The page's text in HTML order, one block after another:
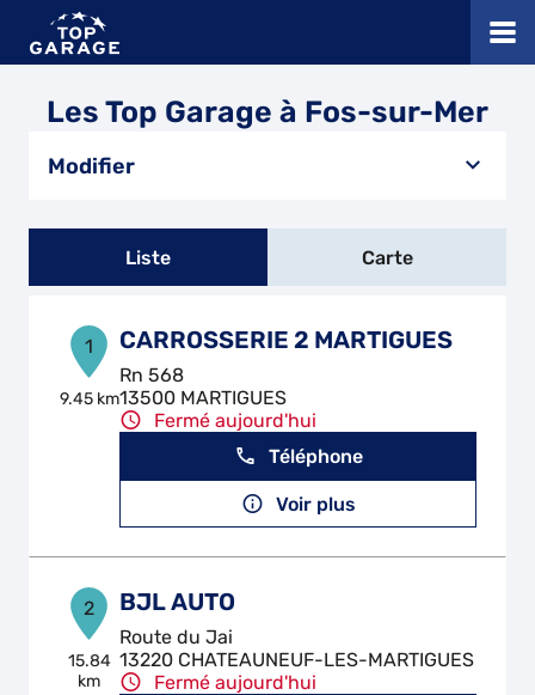
Les Top Garage à Fos-sur-Mer
Modifier
Liste Carte
1
9.45 km
CARROSSERIE 2 MARTIGUES
Rn 568
13500 MARTIGUES
Fermé aujourd'hui
Téléphone
Voir plus
2
15.84
km
BJL AUTO
Route du Jai
13220 CHATEAUNEUF-LES-MARTIGUES
Fermé aujourd'hui